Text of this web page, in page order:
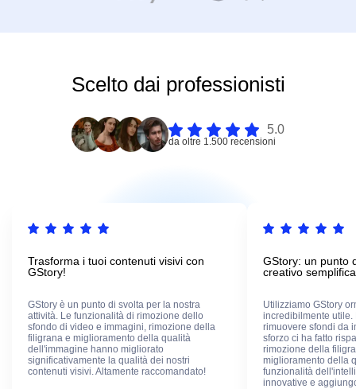
Scelto dai professionisti
5.0
da oltre 1.500 recensioni
Trasforma i tuoi contenuti visivi con
GStory!
GStory è un punto di svolta per la nostra
attività. Le funzionalità di rimozione dello
sfondo di video e immagini, rimozione della
filigrana e miglioramento della qualità
dell'immagine hanno migliorato
significativamente la qualità dei nostri
contenuti visivi. Altamente raccomandato!
GStory: un punto
creativo
Utilizziamo GStory
incredibilmente utile.
rimuovere sfondi da
sforzo ci ha fatto
rimozione della
miglioramento della
funzionalità
innovative e